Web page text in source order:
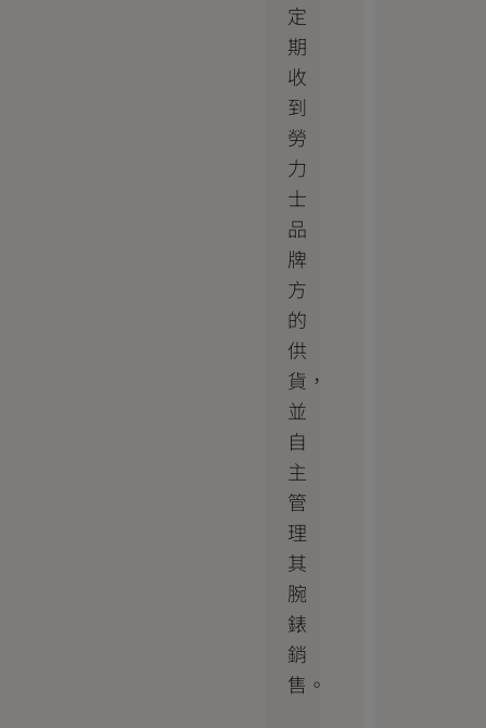
定
期
收
到
勞
力
士
品
牌
方
的
供
貨，
並
自
主
管
理
其
腕
錶
銷
售。